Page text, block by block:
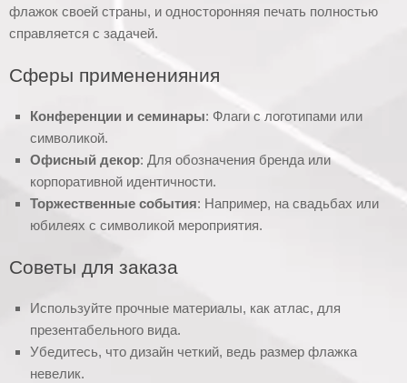
флажок своей страны, и односторонняя печать полностью
справляется с задачей.
Сферы примененияния
Конференции и семинары: Флаги с логотипами или
символикой.
Офисный декор: Для обозначения бренда или
корпоративной идентичности.
Торжественные события: Например, на свадьбах или
юбилеях с символикой мероприятия.
Советы для заказа
Используйте прочные материалы, как атлас, для
презентабельного вида.
Убедитесь, что дизайн четкий, ведь размер флажка
невелик.